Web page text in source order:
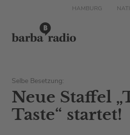
HAMBURG
Selbe Besetzung:
Neue Staffel
Taste“ startet!